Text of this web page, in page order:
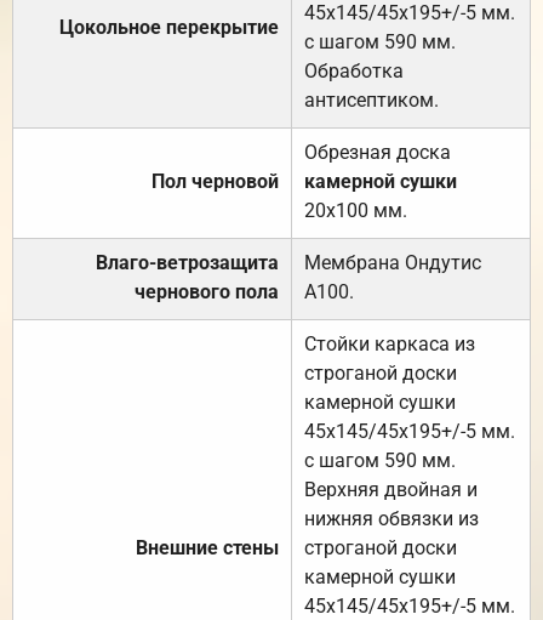
Цокольное перекрытие
45х145/45х195+/-5 мм.
с шагом 590 мм.
Обработка
антисептиком.
Пол черновой
Обрезная доска
камерной сушки
20х100 мм.
Влаго-ветрозащита
чернового пола
Мембрана Ондутис
А100.
Внешние стены
Стойки каркаса из
строганой доски
камерной сушки
45х145/45х195+/-5 мм.
с шагом 590 мм.
Верхняя двойная и
нижняя обвязки из
строганой доски
камерной сушки
45х145/45х195+/-5 мм.